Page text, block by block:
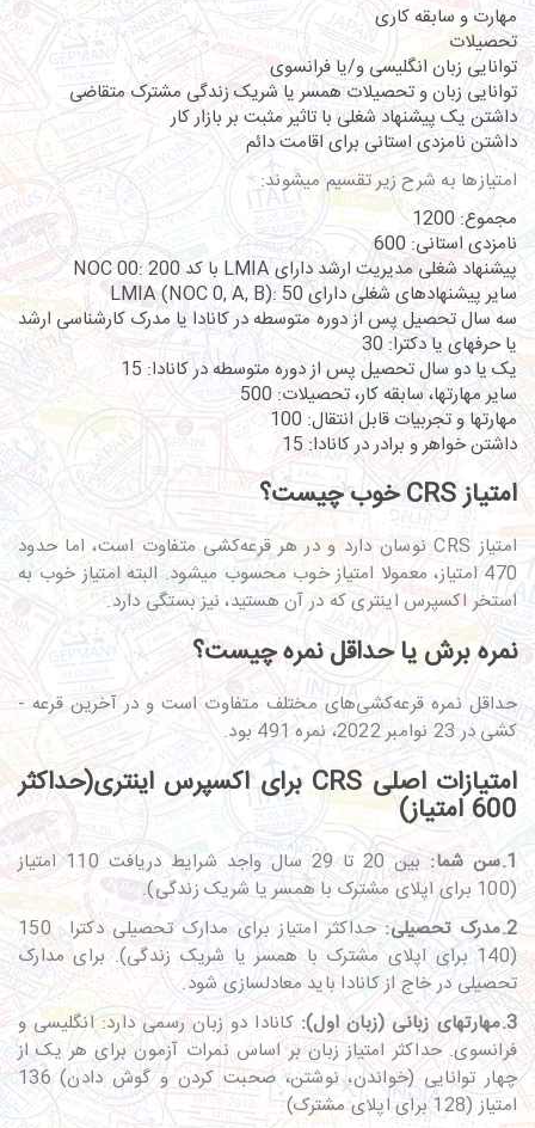
مهارت و سابقه کاری
تحصیلات
توانایی زبان انگلیسی و/یا فرانسوی
توانایی زبان و تحصیلات همسر یا شریک زندگی مشترک متقاضی
داشتن یک پیشنهاد شغلی با تاثیر مثبت بر بازار کار
داشتن نامزدی استانی برای اقامت دائم
امتیازها به شرح زیر تقسیم می­شوند:
مجموع: 1200
نامزدی استانی: 600
پیشنهاد شغلی مدیریت ارشد دارای LMIA با کد NOC 00: 200
سایر پیشنهادهای شغلی دارای LMIA (NOC 0, A, B): 50
سه سال تحصیل پس از دوره متوسطه در کانادا یا مدرک کارشناسی ارشد
یا حرفه­ای یا دکترا: 30
یک یا دو سال تحصیل پس از دوره متوسطه در کانادا: 15
سایر مهارت­ها، سابقه کار، تحصیلات: 500
مهارت­ها و تجربیات قابل انتقال: 100
داشتن خواهر و برادر در کانادا: 15
امتیاز CRS خوب چیست؟
امتیاز CRS نوسان دارد و در هر قرعه‌کشی متفاوت است، اما حدود
470 امتیاز، معمولا امتیاز خوب محسوب می­شود. البته امتیاز خوب به
استخر اکسپرس اینتری که در آن هستید، نیز بستگی دارد.
نمره برش یا حداقل نمره چیست؟
حداقل نمره قرعه‌کشی‌های مختلف متفاوت است و در آخرین قرعه ­
کشی در 23 نوامبر 2022، نمره 491 بود.
امتیازات اصلی CRS برای اکسپرس اینتری(حداکثر
600 امتیاز)
1.سن شما:
بین 20 تا 29 سال واجد شرایط دریافت 110 امتیاز
(100 برای اپلای مشترک با همسر یا شریک زندگی).
2.مدرک تحصیلی:
حداکثر امتیاز برای مدارک تحصیلی دکترا 150
(140 برای اپلای مشترک با همسر یا شریک زندگی). برای مدارک
تحصیلی در خاج از کانادا باید معادل­سازی شود.
3.مهارت­های زبانی (زبان اول):
کانادا دو زبان رسمی دارد: انگلیسی و
فرانسوی. حداکثر امتیاز زبان بر اساس نمرات آزمون برای هر یک از
چهار توانایی (خواندن، نوشتن، صحبت کردن و گوش دادن) 136
امتیاز (128 برای اپلای مشترک)